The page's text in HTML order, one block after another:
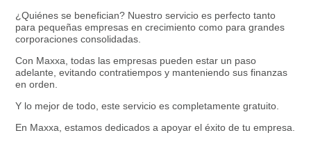
¿Quiénes se benefician? Nuestro servicio es perfecto tanto
para pequeñas empresas en crecimiento como para grandes
corporaciones consolidadas.
Con Maxxa, todas las empresas pueden estar un paso
adelante, evitando contratiempos y manteniendo sus finanzas
en orden.
Y lo mejor de todo, este servicio es completamente gratuito.
En Maxxa, estamos dedicados a apoyar el éxito de tu empresa.